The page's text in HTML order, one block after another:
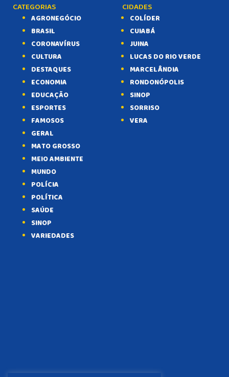
CATEGORIAS
AGRONEGÓCIO
BRASIL
CORONAVÍRUS
CULTURA
DESTAQUES
ECONOMIA
EDUCAÇÃO
ESPORTES
FAMOSOS
GERAL
MATO GROSSO
MEIO AMBIENTE
MUNDO
POLÍCIA
POLÍTICA
SAÚDE
SINOP
VARIEDADES
CIDADES
COLÍDER
CUIABÁ
JUINA
LUCAS DO RIO VERDE
MARCELÂNDIA
RONDONÓPOLIS
SINOP
SORRISO
VERA